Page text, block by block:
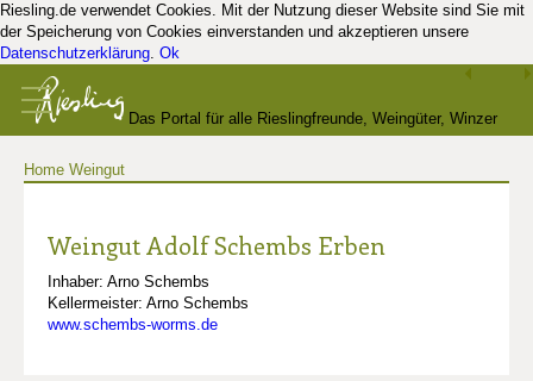
Riesling.de verwendet Cookies. Mit der Nutzung dieser Website sind Sie mit
der Speicherung von Cookies einverstanden und akzeptieren unsere
Datenschutzerklärung. Ok
Das Portal für alle Rieslingfreunde, Weingüter, Winzer
Home Weingut
Weingut Adolf Schembs Erben
Inhaber: Arno Schembs
Kellermeister: Arno Schembs
www.schembs-worms.de